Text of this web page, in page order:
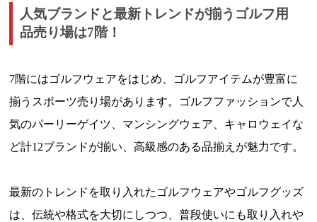
人気ブランドと最新トレンドが揃うゴルフ用
品売り場は7階！
7階にはゴルフウェアをはじめ、ゴルフアイテムが豊富に
揃うスポーツ売り場があります。ゴルフファッションで人
気のパーリーゲイツ、マンシングウェア、キャロウェイな
ど計12ブランドが揃い、高級感のある品揃えが魅力です。
最新のトレンドを取り入れたゴルフウェアやゴルフグッズ
は、伝統や格式を大切にしつつ、普段使いにも取り入れや